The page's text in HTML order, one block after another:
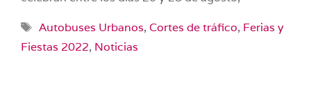
Etiquetas
Autobuses Urbanos, Cortes de tráfico, Ferias y
Fiestas 2022, Noticias